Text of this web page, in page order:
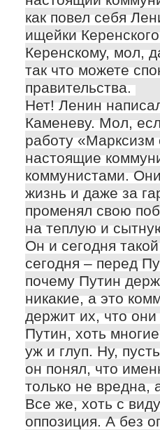
как повел себя
ищейки
Керенскому, мол,
так что можете
правительства.
Нет! Ленин
Каменеву. Мол,
работу «Марксизм
настоящие
коммунистами.
жизнь и даже за
променял свою
на теплую и
Он и сегодня
сегодня – перед
почему Путин
никакие, а это
держит их, что
Путин, хоть
уж и глуп. Ну,
он понял, что
только не вредна,
Все же, хоть c
оппозиция. А без